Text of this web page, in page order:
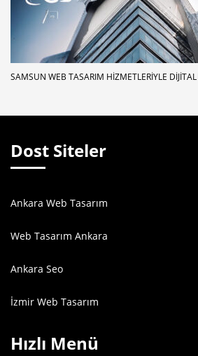
SAMSUN WEB TASARIM HIZMETLERIYLE
Dost Siteler
Ankara Web Tasarım
Web Tasarım Ankara
Ankara Seo
İzmir Web Tasarım
Hızlı Menü